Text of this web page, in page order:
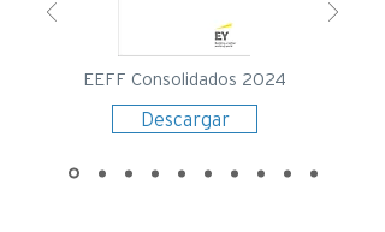
EEFF Consolidados 2024
Descargar